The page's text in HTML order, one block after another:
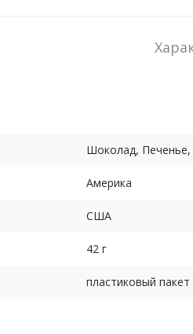
Шоколад, Печенье,
Америка
США
42 г
пластиковый пакет